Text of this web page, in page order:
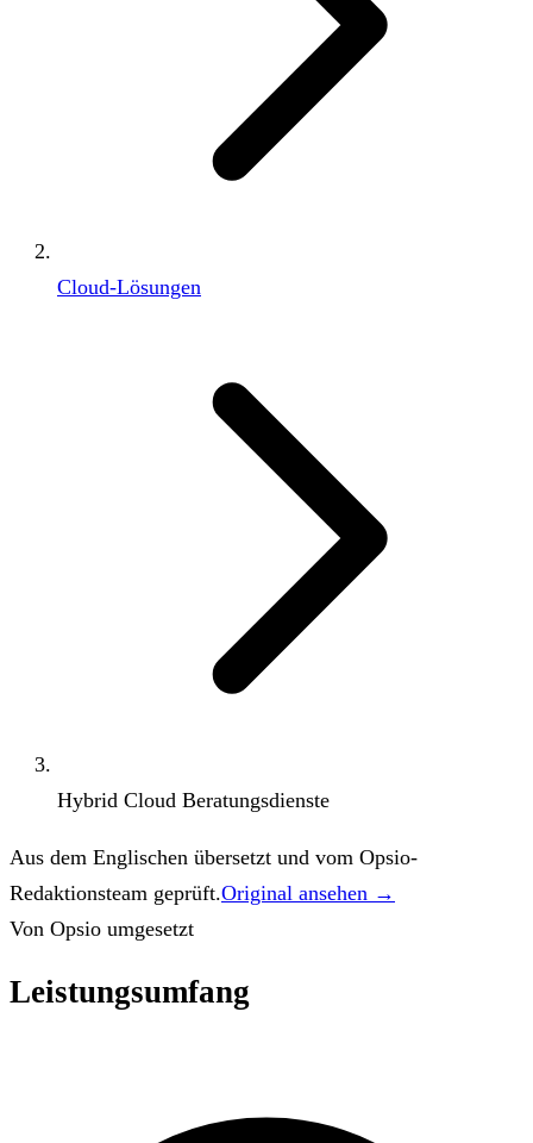
Cloud-Lösungen
Hybrid Cloud Beratungsdienste
Aus dem Englischen übersetzt und vom Opsio-
Redaktionsteam geprüft.Original ansehen →
Von Opsio umgesetzt
Leistungsumfang